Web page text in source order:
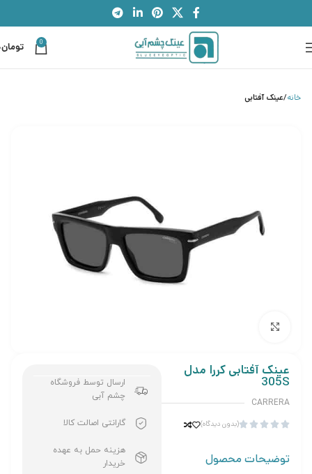
0 تومان
خانه عینک آفتابی
عینک آفتابی کررا مدل
305S
CARRERA




(بدون دیدگاه)
توضیحات محصول
ارسال توسط فروشگاه
چشم آبی
گارانتی اصالت کالا
هزینه حمل به عهده
خریدار